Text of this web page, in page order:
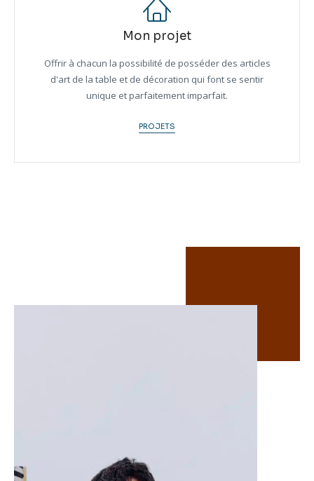
Mon projet
Offrir à chacun la possibilité de posséder des articles
d'art de la table et de décoration qui font se sentir
unique et parfaitement imparfait.
PROJETS